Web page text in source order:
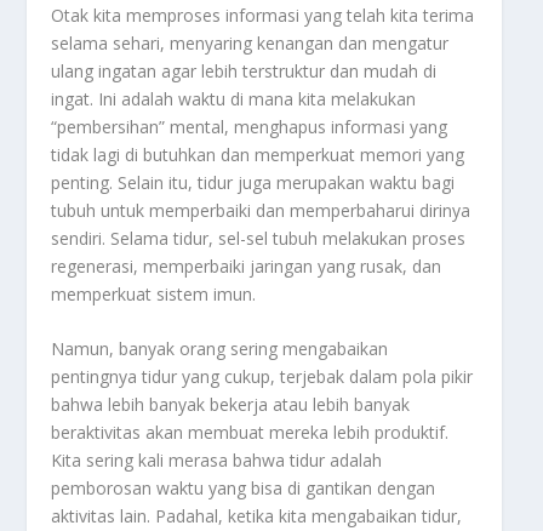
Otak kita memproses informasi yang telah kita terima
selama sehari, menyaring kenangan dan mengatur
ulang ingatan agar lebih terstruktur dan mudah di
ingat. Ini adalah waktu di mana kita melakukan
“pembersihan” mental, menghapus informasi yang
tidak lagi di butuhkan dan memperkuat memori yang
penting. Selain itu, tidur juga merupakan waktu bagi
tubuh untuk memperbaiki dan memperbaharui dirinya
sendiri. Selama tidur, sel-sel tubuh melakukan proses
regenerasi, memperbaiki jaringan yang rusak, dan
memperkuat sistem imun.
Namun, banyak orang sering mengabaikan
pentingnya tidur yang cukup, terjebak dalam pola pikir
bahwa lebih banyak bekerja atau lebih banyak
beraktivitas akan membuat mereka lebih produktif.
Kita sering kali merasa bahwa tidur adalah
pemborosan waktu yang bisa di gantikan dengan
aktivitas lain. Padahal, ketika kita mengabaikan tidur,